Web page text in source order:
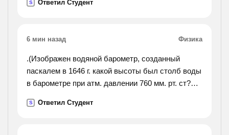
воздуха в воду?
S Ответил Студент
6 мин назад Физика
.(Изображен водяной барометр, созданный
паскалем в 1646 г. какой высоты был столб воды
в барометре при атм. давлении 760 мм. рт. ст?
S Ответил Студент